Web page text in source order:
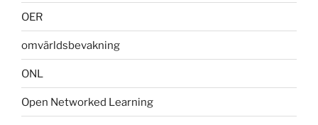
OER
omvärldsbevakning
ONL
Open Networked Learning